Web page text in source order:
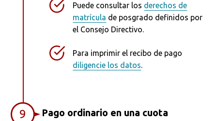
Puede consultar los derechos de
matrícula de posgrado definidos por
el Consejo Directivo.
Para imprimir el recibo de pago
diligencie los datos.
9 Pago ordinario en una cuota